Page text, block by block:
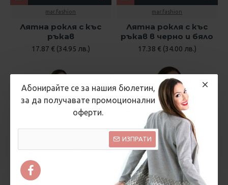
Абонирайте се за нашия бюлетин,
за да получавате промоционални
оферти.
ИЗПРАТИ
mar.fashion
Лятна рокля с къс
ръкав
17.87 € (34.95 лв.)
mar.fashion
Лятна рокля с къс
ръкав в черно и бяло
17.38 € (34.00 лв.)